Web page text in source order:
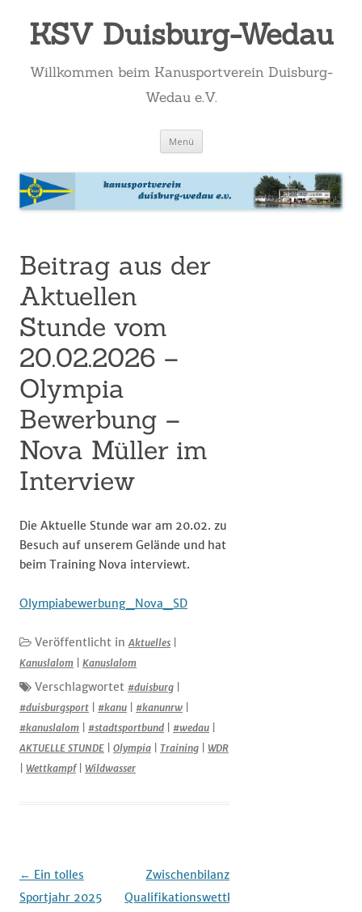
KSV Duisburg-Wedau
Willkommen beim Kanusportverein Duisburg-
Wedau e.V.
Menü Zum
springen
Beitrag aus der
Aktuellen
Stunde vom
20.02.2026 –
Olympia
Bewerbung –
Nova Müller im
Interview
Die Aktuelle Stunde war am 20.02. zu
Besuch auf unserem Gelände und hat
beim Training Nova interviewt.
Olympiabewerbung_Nova_SD
Veröffentlicht inAktuelles
Kanuslalom
Kanuslalom
Verschlagwortet #duisburg
#duisburgsport
#kanu #kanunrw
#kanuslalom
#stadtsportbund #wedau
AKTUELLE STUNDE
Olympia Training
WDR
Wettkampf| Wildwasser
Beitrags-
Navigation
← Ein tolles
Sportjahr 2025
Zwischenbilanz
Qualifikationswettkämpfe